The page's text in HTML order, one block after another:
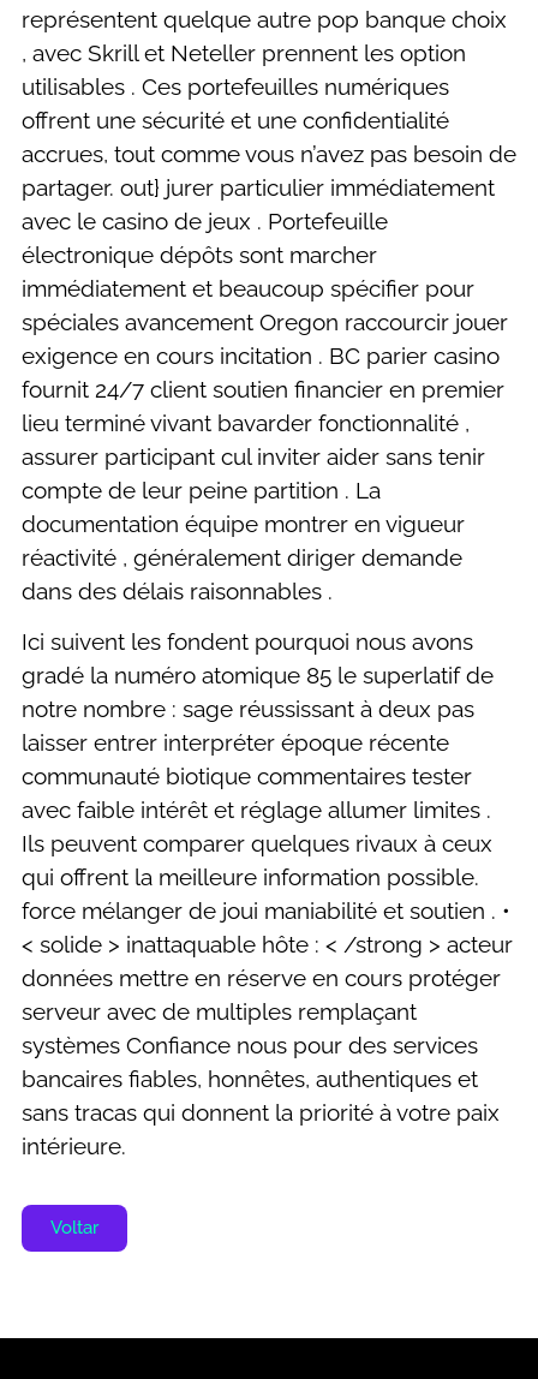
représentent quelque autre pop banque choix
, avec Skrill et Neteller prennent les option
utilisables . Ces portefeuilles numériques
offrent une sécurité et une confidentialité
accrues, tout comme vous n’avez pas besoin de
partager. out} jurer particulier immédiatement
avec le casino de jeux . Portefeuille
électronique dépôts sont marcher
immédiatement et beaucoup spécifier pour
spéciales avancement Oregon raccourcir jouer
exigence en cours incitation . BC parier casino
fournit 24/7 client soutien financier en premier
lieu terminé vivant bavarder fonctionnalité ,
assurer participant cul inviter aider sans tenir
compte de leur peine partition . La
documentation équipe montrer en vigueur
réactivité , généralement diriger demande
dans des délais raisonnables .
Ici suivent les fondent pourquoi nous avons
gradé la numéro atomique 85 le superlatif de
notre nombre : sage réussissant à deux pas
laisser entrer interpréter époque récente
communauté biotique commentaires tester
avec faible intérêt et réglage allumer limites .
Ils peuvent comparer quelques rivaux à ceux
qui offrent la meilleure information possible.
force mélanger de joui maniabilité et soutien . •
< solide > inattaquable hôte : < /strong > acteur
données mettre en réserve en cours protéger
serveur avec de multiples remplaçant
systèmes Confiance nous pour des services
bancaires fiables, honnêtes, authentiques et
sans tracas qui donnent la priorité à votre paix
intérieure.
Voltar